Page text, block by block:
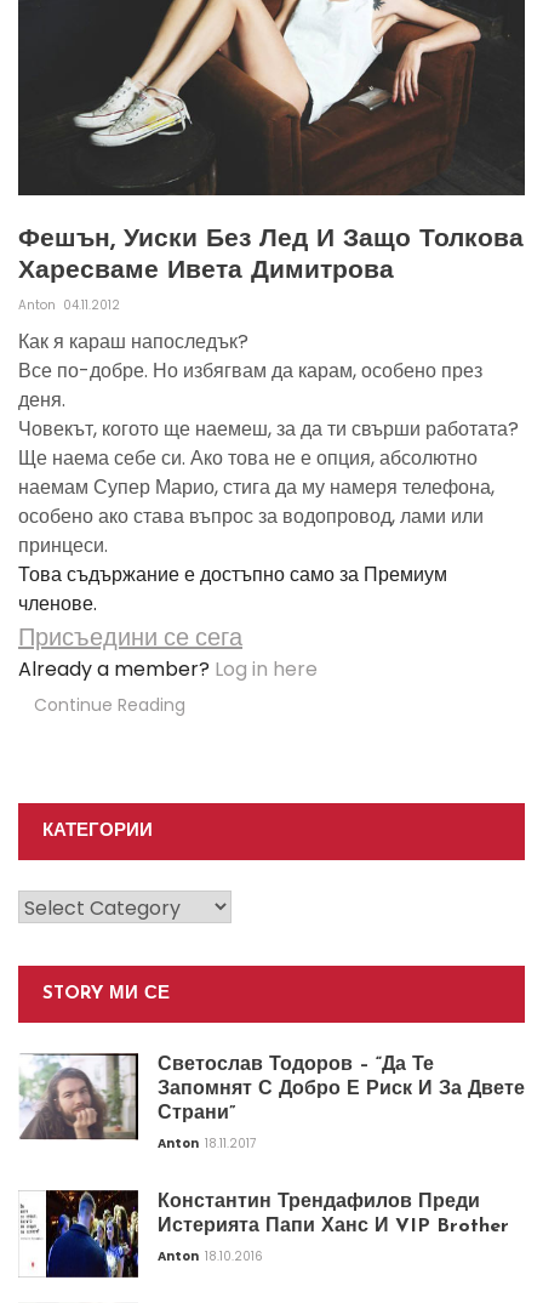
Фешън, Уиски Без Лед И Защо Толкова
Харесваме Ивета Димитрова
Anton 04.11.2012
Как я караш напоследък?
Все по-добре. Но избягвам да карам, особено през
деня.
Човекът, когото ще наемеш, за да ти свърши работата?
Ще наема себе си. Ако това не е опция, абсолютно
наемам Супер Марио, стига да му намеря телефона,
особено ако става въпрос за водопровод, лами или
принцеси.
Това съдържание е достъпно само за Премиум
членове.
Присъедини се сега
Already a member? Log in here
Continue Reading
КАТЕГОРИИ
Категории
STORY МИ СЕ
Светослав Тодоров – “Да Те
Запомнят С Добро Е Риск И За Двете
Страни”
Anton 18.11.2017
Константин Трендафилов Преди
Истерията Папи Ханс И VIP Brother
Anton 18.10.2016